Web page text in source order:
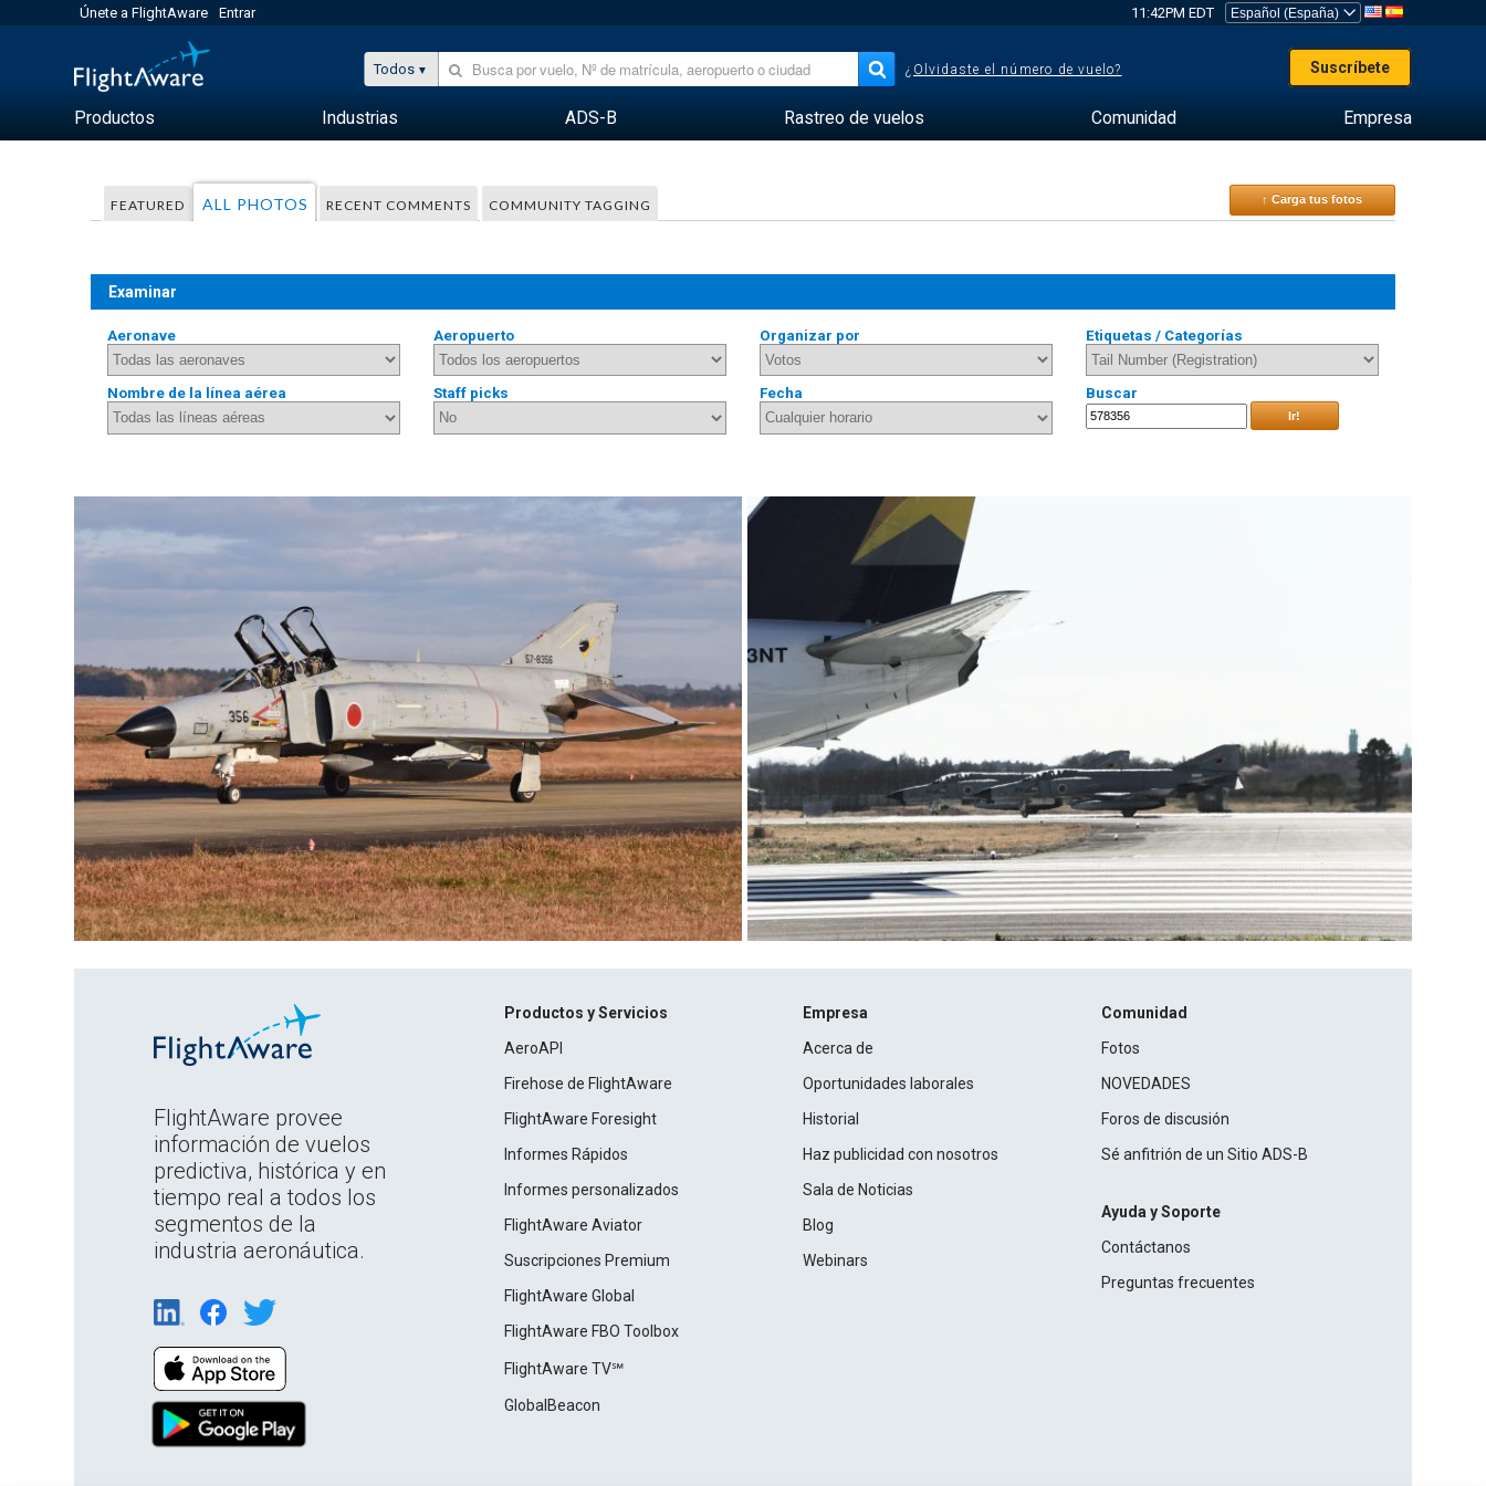
Únete a FlightAware Entrar 11:42PM EDT
Todos ¿Olvidaste el número de vuelo? Suscríbete
Productos Industrias ADS-B Rastreo de vuelos Comunidad Empresa
FEATURED ALL PHOTOS RECENT COMMENTS COMMUNITY TAGGING ↑ Carga tus fotos
Examinar
Aeronave Aeropuerto Organizar por Etiquetas / Categorías
Nombre de la línea aérea Staff picks Fecha Buscar
Ir!
FlightAware provee
información de vuelos
predictiva, histórica y en
tiempo real a todos los
segmentos de la
industria aeronáutica.
Productos y Servicios
AeroAPI
Firehose de FlightAware
FlightAware Foresight
Informes Rápidos
Informes personalizados
FlightAware Aviator
Suscripciones Premium
FlightAware Global
FlightAware FBO Toolbox
FlightAware TV℠
GlobalBeacon
Empresa
Acerca de
Oportunidades laborales
Historial
Haz publicidad con nosotros
Sala de Noticias
Blog
Webinars
Comunidad
Fotos
NOVEDADES
Foros de discusión
Sé anfitrión de un Sitio ADS-B
Ayuda y Soporte
Contáctanos
Preguntas frecuentes